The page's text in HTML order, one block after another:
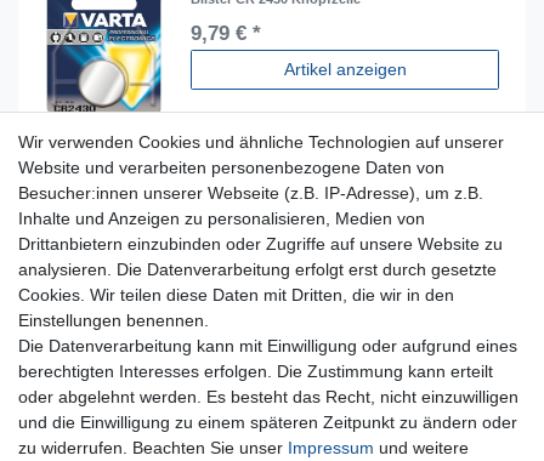
9,79 € *
Artikel anzeigen
Für Fragen zu unseren Produkten und Bestellungen
erreichen Sie uns per E-Mail oder Telefon:
+49 5741 9099422 oderinfo@dein-bau-projekt.de
Versand und Zahlung
Impressum
Datenschutzerklärung
AGB
Kontakt
Wir verwenden Cookies und ähnliche Technologien auf unserer
Website und verarbeiten personenbezogene Daten von
Besucher:innen unserer Webseite (z.B. IP-Adresse), um z.B.
Inhalte und Anzeigen zu personalisieren, Medien von
Drittanbietern einzubinden oder Zugriffe auf unsere Website zu
analysieren. Die Datenverarbeitung erfolgt erst durch gesetzte
Cookies. Wir teilen diese Daten mit Dritten, die wir in den
Einstellungen benennen.
Die Datenverarbeitung kann mit Einwilligung oder aufgrund eines
berechtigten Interesses erfolgen. Die Zustimmung kann erteilt
oder abgelehnt werden. Es besteht das Recht, nicht einzuwilligen
und die Einwilligung zu einem späteren Zeitpunkt zu ändern oder
zu widerrufen. Beachten Sie unser Impressum und weitere